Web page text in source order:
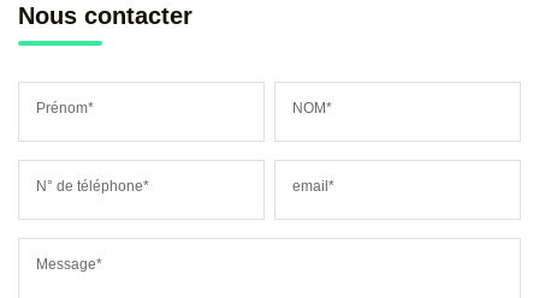
Nous contacter
Prénom* NOM*
N° de téléphone* email*
Message*